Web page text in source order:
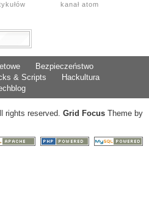
kanał atom
Bezpieczeństwo
& Scripts
Hackultura
rights reserved. Grid Focus Theme by